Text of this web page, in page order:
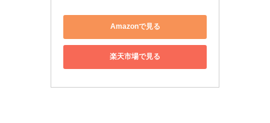
Amazonで見る
楽天市場で見る